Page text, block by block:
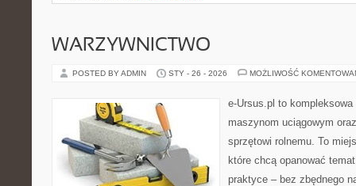
WARZYWNICTWO
POSTED BY ADMIN STY - 26 - 2026 MOŻLIWOŚĆ
e-Ursus.pl to
maszynom uciągowym
sprzętowi rolnemu. To
które chcą opanować
praktyce – bez zbędnego